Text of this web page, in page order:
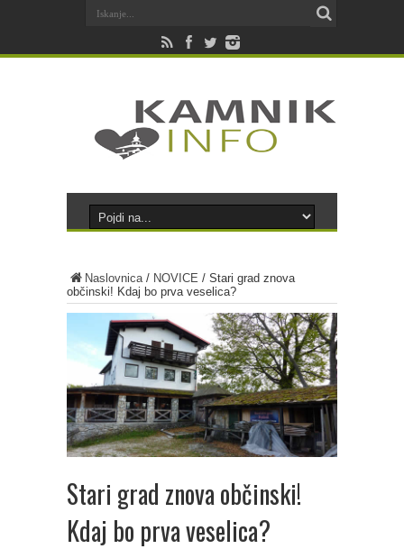
Naslovnica/ NOVICE / Stari grad znova
občinski! Kdaj bo prva veselica?
Stari grad znova občinski!
Kdaj bo prva veselica?